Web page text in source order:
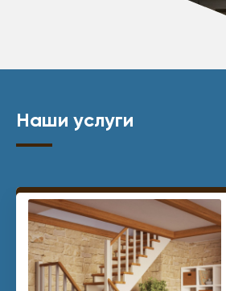
Наши услуги